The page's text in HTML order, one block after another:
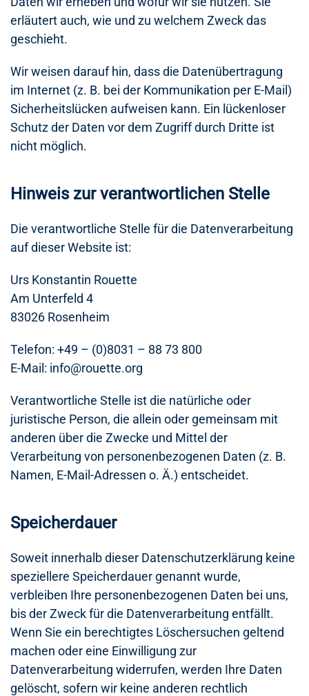
erläutert auch, wie und zu welchem Zweck das
geschieht.
Wir weisen darauf hin, dass die Datenübertragung
im Internet (z. B. bei der Kommunikation per E-Mail)
Sicherheitslücken aufweisen kann. Ein lückenloser
Schutz der Daten vor dem Zugriff durch Dritte ist
nicht möglich.
Hinweis zur verantwortlichen Stelle
Die verantwortliche Stelle für die Datenverarbeitung
auf dieser Website ist:
Urs Konstantin Rouette
Am Unterfeld 4
83026 Rosenheim
Telefon: +49 – (0)8031 – 88 73 800
E-Mail: info@rouette.org
Verantwortliche Stelle ist die natürliche oder
juristische Person, die allein oder gemeinsam mit
anderen über die Zwecke und Mittel der
Verarbeitung von personenbezogenen Daten (z. B.
Namen, E-Mail-Adressen o. Ä.) entscheidet.
Speicherdauer
Soweit innerhalb dieser Datenschutzerklärung keine
speziellere Speicherdauer genannt wurde,
verbleiben Ihre personenbezogenen Daten bei uns,
bis der Zweck für die Datenverarbeitung entfällt.
Wenn Sie ein berechtigtes Löschersuchen geltend
machen oder eine Einwilligung zur
Datenverarbeitung widerrufen, werden Ihre Daten
gelöscht, sofern wir keine anderen rechtlich